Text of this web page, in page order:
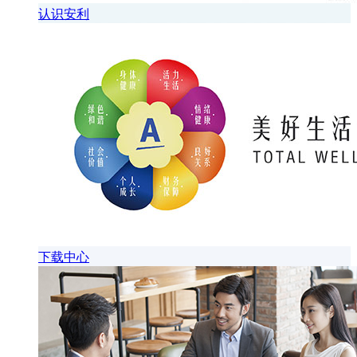
认识安利
下载中心